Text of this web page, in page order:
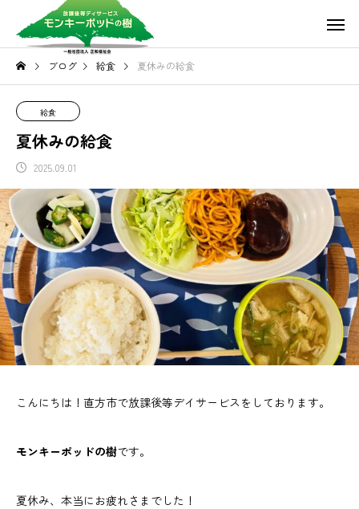
ブログ 給食 夏休みの給食
給食
夏休みの給食
2025.09.01
こんにちは！直方市で放課後等デイサービスをしております。
モンキーポッドの樹です。
夏休み、本当にお疲れさまでした！